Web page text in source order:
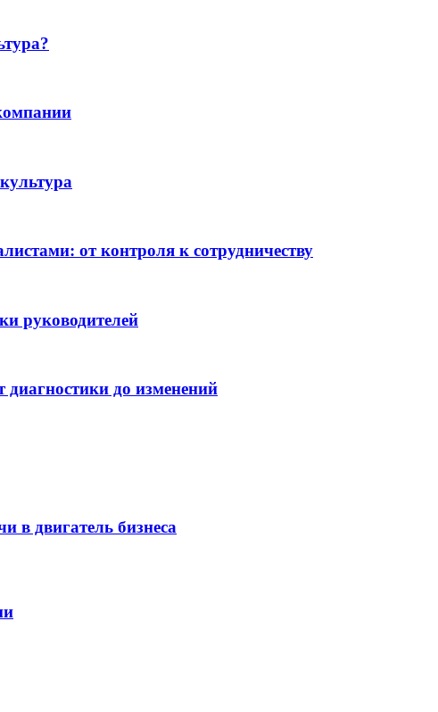
от контроля к сотрудничеству
руководителей
до изменений
в двигатель бизнеса